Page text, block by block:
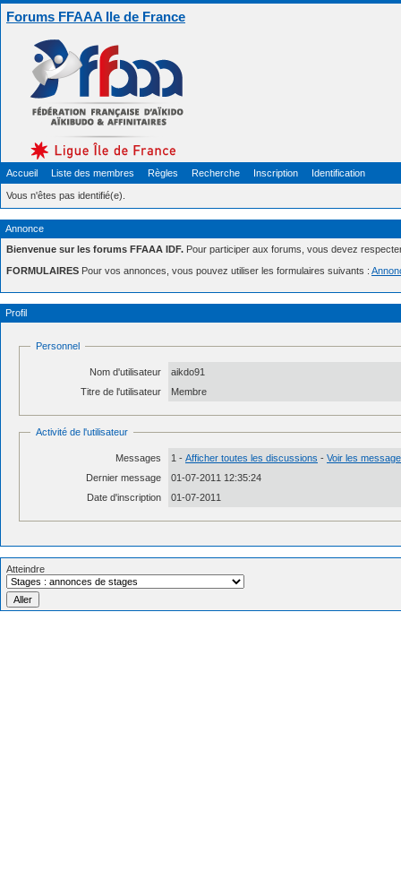
Forums FFAAA Ile de France
Accueil Liste des membres Règles Recherche Inscription Identification
Vous n'êtes pas identifié(e).
Annonce
Bienvenue sur les forums FFAAA IDF. Pour participer aux forums, vous devez
FORMULAIRES Pour vos annonces, vous pouvez utiliser les formulaires suivants :
Profil
Personnel
Nom d'utilisateur
aikdo91
Titre de l'utilisateur
Membre
Activité de l'utilisateur
Messages 1 - Afficher toutes les discussions - Voir les
Dernier message
01-07-2011 12:35:24
Date d'inscription
01-07-2011
Atteindre